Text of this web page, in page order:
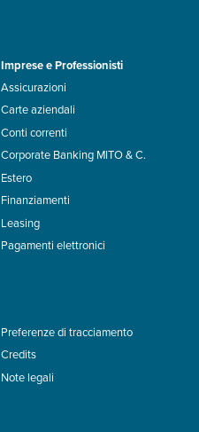
Imprese e Professionisti
Assicurazioni
Carte aziendali
Conti correnti
Corporate Banking MITO & C.
Estero
Finanziamenti
Leasing
Pagamenti elettronici
Preferenze di tracciamento
Credits
Note legali